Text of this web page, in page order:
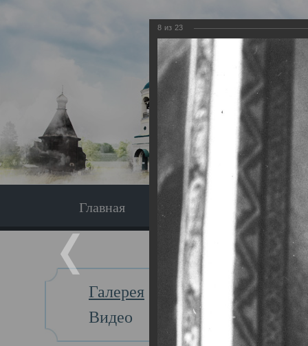
Главная Экскурсия
Галерея
Видео
Главная
8 из 23